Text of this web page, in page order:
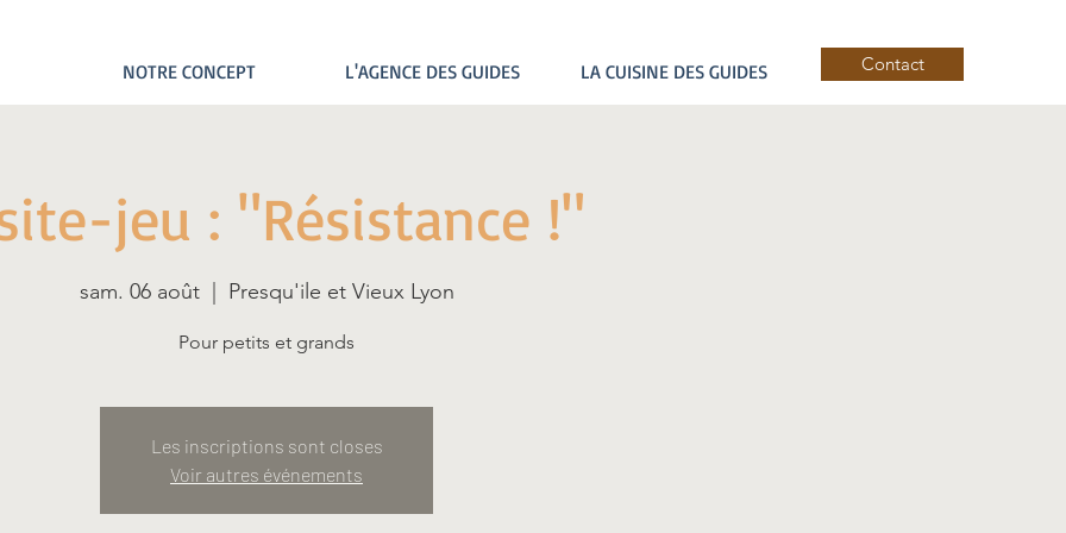
NOTRE CONCEPT L'AGENCE DES GUIDES LA CUISINE DES GUIDES Contact
jeu : "Résistance !"
sam. 06 août
  |
Presqu'ile et Vieux Lyon
Pour petits et grands
Les inscriptions sont closes
Voir autres événements